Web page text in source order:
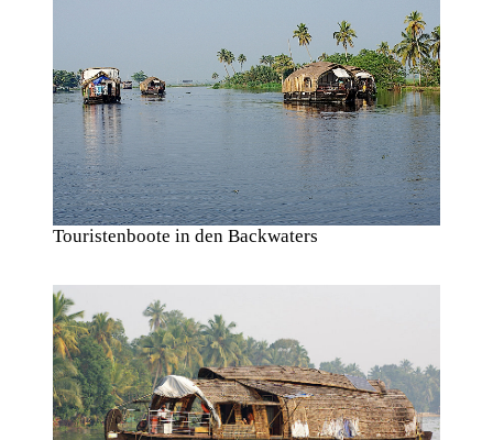
Touristenboote in den Backwaters